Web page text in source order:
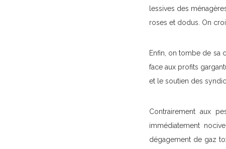
lessives des
roses et dodus. On
Enfin, on tombe de sa
face aux profits
et le soutien des
Contrairement aux
immédiatement
dégagement de gaz